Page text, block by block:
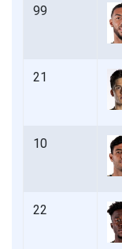
99
21
10
22